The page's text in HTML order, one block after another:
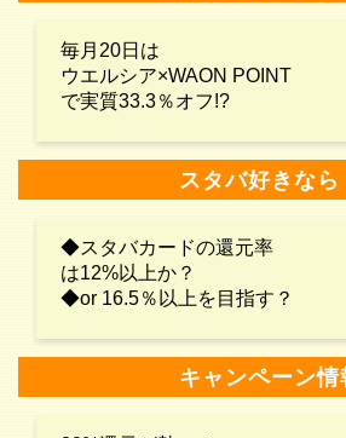
毎月20日は
ウエルシア×WAON POINT
で実質33.3％オフ!?
スタバ好きなら
◆スタバカードの還元率
は12%以上か？
◆or 16.5％以上を目指す？
キャンペーン情